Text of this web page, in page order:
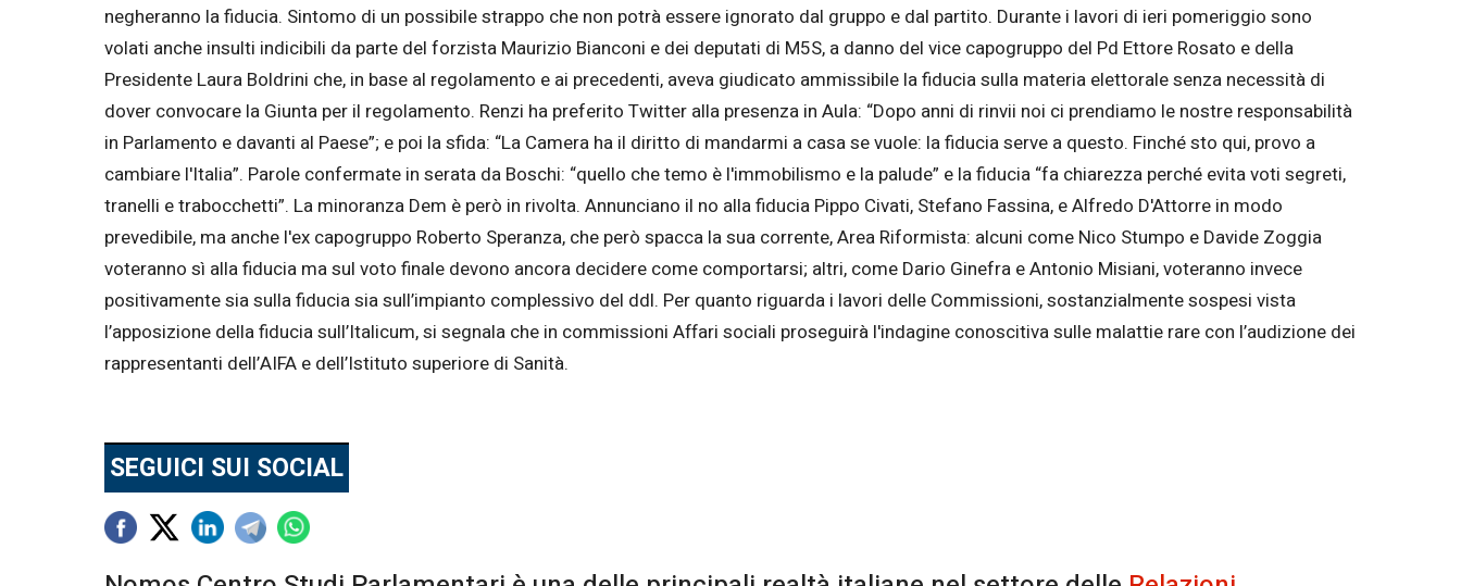
negheranno la fiducia. Sintomo di un possibile strappo che non potrà essere ignorato dal gruppo e dal partito. Durante i lavori di ieri pomeriggio sono
volati anche insulti indicibili da parte del forzista Maurizio Bianconi e dei deputati di M5S, a danno del vice capogruppo del Pd Ettore Rosato e della
Presidente Laura Boldrini che, in base al regolamento e ai precedenti, aveva giudicato ammissibile la fiducia sulla materia elettorale senza necessità di
dover convocare la Giunta per il regolamento. Renzi ha preferito Twitter alla presenza in Aula: “Dopo anni di rinvii noi ci prendiamo le nostre responsabilità
in Parlamento e davanti al Paese”; e poi la sfida: “La Camera ha il diritto di mandarmi a casa se vuole: la fiducia serve a questo. Finché sto qui, provo a
cambiare l'Italia”. Parole confermate in serata da Boschi: “quello che temo è l'immobilismo e la palude” e la fiducia “fa chiarezza perché evita voti segreti,
tranelli e trabocchetti”. La minoranza Dem è però in rivolta. Annunciano il no alla fiducia Pippo Civati, Stefano Fassina, e Alfredo D'Attorre in modo
prevedibile, ma anche l'ex capogruppo Roberto Speranza, che però spacca la sua corrente, Area Riformista: alcuni come Nico Stumpo e Davide Zoggia
voteranno sì alla fiducia ma sul voto finale devono ancora decidere come comportarsi; altri, come Dario Ginefra e Antonio Misiani, voteranno invece
positivamente sia sulla fiducia sia sull’impianto complessivo del ddl. Per quanto riguarda i lavori delle Commissioni, sostanzialmente sospesi vista
l’apposizione della fiducia sull’Italicum, si segnala che in commissioni Affari sociali proseguirà l'indagine conoscitiva sulle malattie rare con l’audizione dei
rappresentanti dell’AIFA e dell’Istituto superiore di Sanità.
SEGUICI SUI SOCIAL